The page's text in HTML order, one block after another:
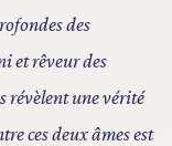
des
et rêveur des
révèlent une vérité
ces deux âmes est